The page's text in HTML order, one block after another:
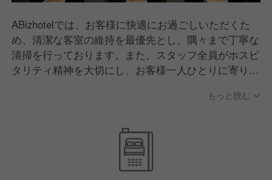
ABizhotelでは、お客様に快適にお過ごしいただくた
め、清潔な客室の維持を最優先とし、隅々まで丁寧な
清掃を行っております。また、スタッフ全員がホスピ
タリティ精神を大切にし、お客様一人ひとりに寄り添
ます。観光やビジネスで訪れるすべてのお客様にとっ
もっと読む